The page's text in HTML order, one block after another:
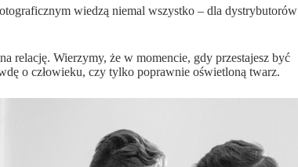
wiedzą niemal wszystko – dla dystrybutorów
relację. Wierzymy, że w momencie, gdy przestajesz być
o człowieku, czy tylko poprawnie oświetloną twarz.